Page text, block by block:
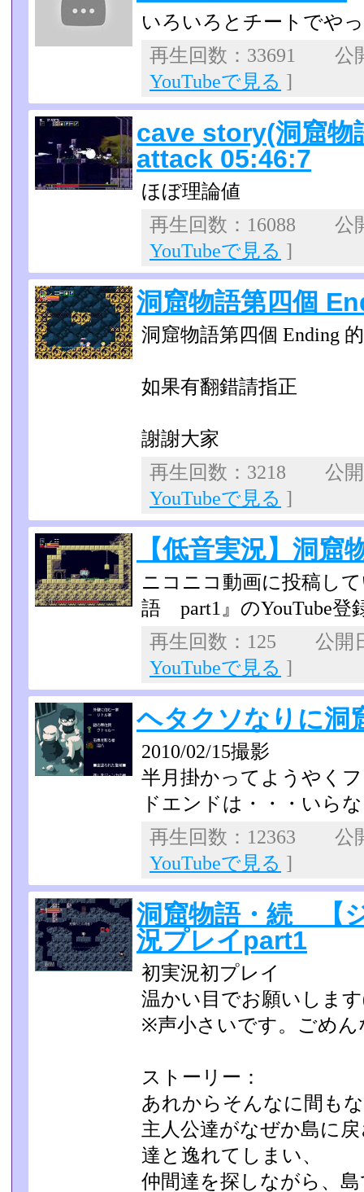
いろいろとチートでや
再生回数：33691 公
YouTubeで見る ]
cave story(洞窟
attack 05:46:7
ほぼ理論値
再生回数：16088 公
YouTubeで見る ]
洞窟物語第四個
洞窟物語第四個 Ending
如果有翻錯請指正
謝謝大家
再生回数：3218 公
YouTubeで見る ]
【低音実況】洞
ニコニコ動画に投稿し
語 part1』のYouTube登
再生回数：125 公開
YouTubeで見る ]
ヘタクソなりに洞
2010/02/15撮影
半月掛かってようやく
ドエンドは・・・いら
再生回数：12363 公
YouTubeで見る ]
洞窟物語・続 【
況プレイpart1
初実況初プレイ
温かい目でお願いしま
※声小さいです。ごめん
ストーリー：
あれからそんなに間も
主人公達がなぜか島に
達と逸れてしまい、
仲間達を探しながら、